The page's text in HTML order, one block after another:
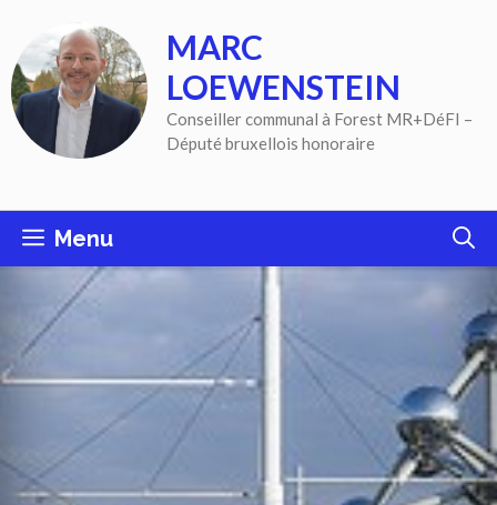
contenu
MARC
LOEWENSTEIN
Conseiller communal à Forest MR+DéFI –
Député bruxellois honoraire
Menu